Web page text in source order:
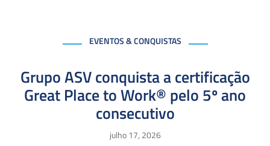
EVENTOS & CONQUISTAS
Grupo ASV conquista a certificação
Great Place to Work® pelo 5º ano
consecutivo
julho 17, 2026